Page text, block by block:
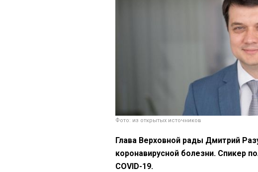
Фото: из открытых источников
Глава Верховной рады Дмитрий
коронавирусной болезни. Спикер
COVID-19.